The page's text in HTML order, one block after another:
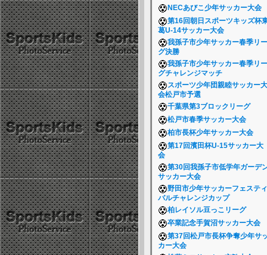
NECあびこ少年サッカー大会
第16回朝日スポーツキッズ杯
葛U-14サッカー大会
我孫子市少年サッカー春季リー
グ決勝
我孫子市少年サッカー春季リー
グチャレンジマッチ
スポーツ少年団親睦サッカー大
会松戸市予選
千葉県第3ブロックリーグ
松戸市春季サッカー大会
柏市長杯少年サッカー大会
第17回濱田杯U-15サッカー大
会
第30回我孫子市低学年ガーデ
サッカー大会
野田市少年サッカーフェスティ
バルチャレンジカップ
柏レイソル豆っこリーグ
卒業記念手賀沼サッカー大会
第37回松戸市長杯争奪少年サ
カー大会